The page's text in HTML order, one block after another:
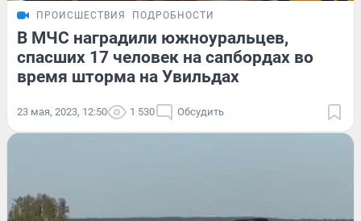
ПРОИСШЕСТВИЯ ПОДРОБНОСТИ
В МЧС наградили южноуральцев,
спасших 17 человек на сапбордах во
время шторма на Увильдах
23 мая, 2023, 12:50 1 530 Обсудить